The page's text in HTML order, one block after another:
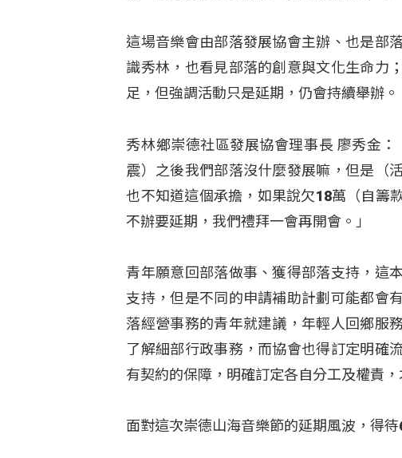
這場音樂會由部落發展協會主辦、也是部
識秀林，也看見部落的創意與文化生命力
足，但強調活動只是延期，仍會持續舉辦。
秀林鄉崇德社區發展協會理事長 廖秀金
震）之後我們部落沒什麼發展嘛，但是（
也不知道這個承擔，如果說欠18萬（自籌
不辦要延期，我們禮拜一會再開會。」
青年願意回部落做事、獲得部落支持，這
支持，但是不同的申請補助計劃可能都會
落經營事務的青年就建議，年輕人回鄉服
了解細部行政事務，而協會也得訂定明確
有契約的保障，明確訂定各自分工及權責
面對這次崇德山海音樂節的延期風波，得